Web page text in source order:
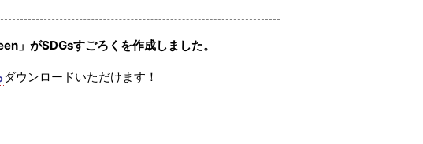
」がSDGsすごろくを作成しました。
ダウンロードいただけます！